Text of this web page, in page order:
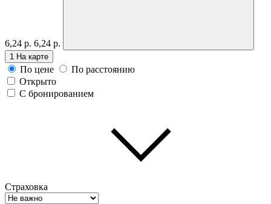
6,24 р. 6,24 р.
1 На карте
По цене
По расстоянию
Открыто
С бронированием
Страховка